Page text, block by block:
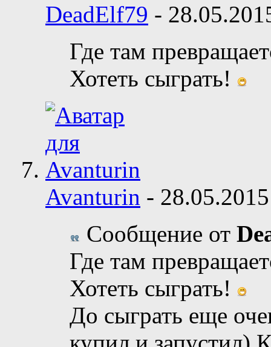
DeadElf79 -
Где там
Хотеть сыграть!
Avanturin -
Сообщение от
Где там
Хотеть сыграть!
До сыграть еще